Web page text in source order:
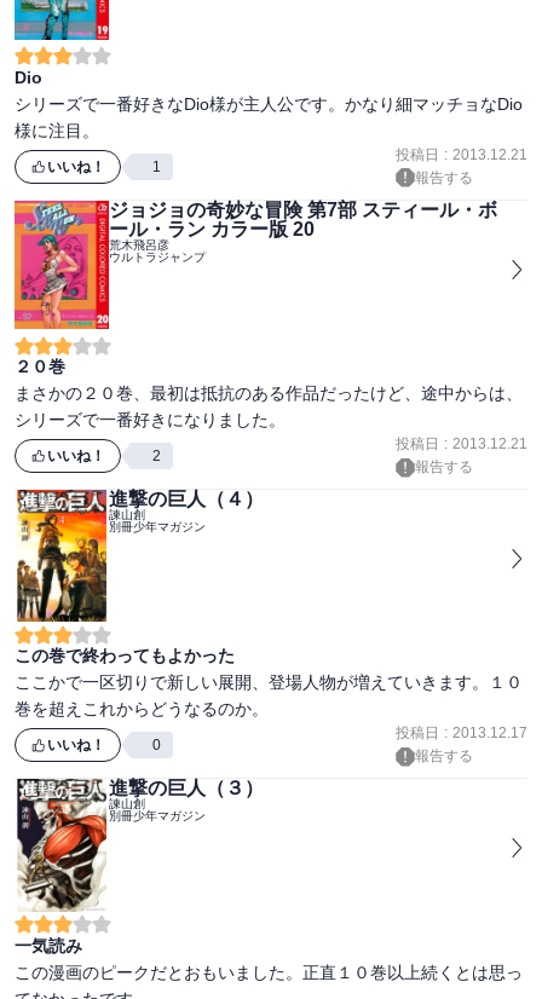
Dio
シリーズで一番好きなDio様が主人公です。かなり細マッチョなDio
様に注目。
いいね！ 1
投稿日 : 2013.12.21
報告する
ジョジョの奇妙な冒険 第7部 スティール・ボ
ール・ラン カラー版 20
荒木飛呂彦
ウルトラジャンプ
２０巻
まさかの２０巻、最初は抵抗のある作品だったけど、途中からは、
シリーズで一番好きになりました。
いいね！ 2
投稿日 : 2013.12.21
報告する
進撃の巨人（４）
諫山創
別冊少年マガジン
この巻で終わってもよかった
ここかで一区切りで新しい展開、登場人物が増えていきます。１０
巻を超えこれからどうなるのか。
いいね！ 0
投稿日 : 2013.12.17
報告する
進撃の巨人（３）
諫山創
別冊少年マガジン
一気読み
この漫画のピークだとおもいました。正直１０巻以上続くとは思っ